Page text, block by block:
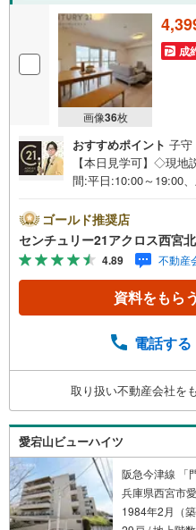
画像36枚
成
おすすめポイント 子守
【本日見学可】◇現地
間:平日:10:00～19:00
「夙川」駅徒歩8分で
「西宮」駅徒歩13分と
規リノベーション済み
プの3つの特徴○■セン
（1997年～2024年兵
丹・宝塚にて8店舗展
す。 8店舗すべて駅
物件多数ございます
新築戸建や、1000万円
を取り扱っています。
件もご紹介できます。
ゴールド推奨店
センチュリー21アクロス西宮
4.89 不動産
資料をもらう
電話する
取り扱い不動産会社を
愛宕山ビューハイツ
阪急今津線 「
兵庫県西宮市
1984年2月（築